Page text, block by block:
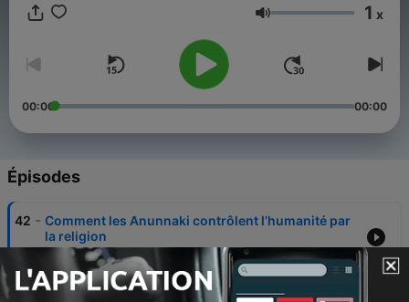
chaîne anglaise Anunnaki Ancient Mystery. L’objectif est de
entièrement dédiée à ce sujet, centrée sur la théorie des
anciens extraterrestres, mais avec une approche différente et
Volume 1 x
00:00 00:00
Épisodes
42 - Comment les Anunnaki contrôlent l’humanité par
la religion
04 févr. 2026
41 - La Bible Cache la Vérité sur les Anges Déchus et le